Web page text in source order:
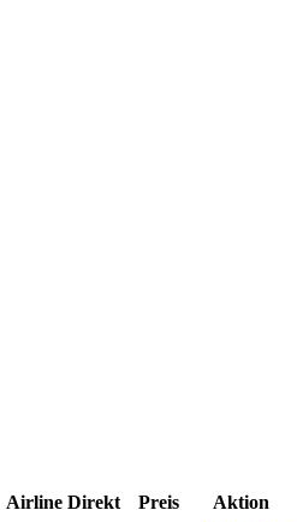
Airline Direkt Preis
Aktion